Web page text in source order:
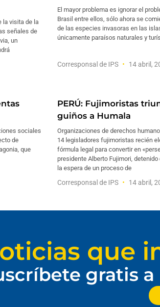
la visita de la
señales de
un
El mayor problema es ignorar el
Brasil entre ellos, sólo ahora se
de las especies invasoras en las
únicamente paraísos naturales y
Corresponsal de IPS 14 abril,
sociales
de
que
PERÚ: Fujimoristas
guiños a Humala
Organizaciones de derechos
14 legisladores fujimoristas recién
fórmula legal para convertir en
presidente Alberto Fujimori,
la espera de un proceso de
Corresponsal de IPS 14 abril,
que
gratis